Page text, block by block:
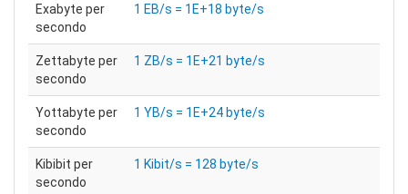
Exabyte per
secondo
1 EB/s = 1E+18 byte/s
Zettabyte per
secondo
1 ZB/s = 1E+21 byte/s
Yottabyte per
secondo
1 YB/s = 1E+24 byte/s
Kibibit per
secondo
1 Kibit/s = 128 byte/s